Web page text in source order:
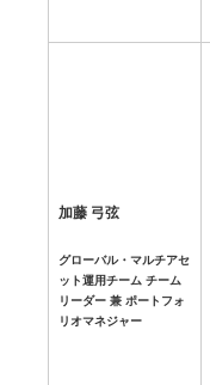
加藤 弓弦
グローバル・マルチアセ
ット運用チーム チーム
リーダー 兼 ポートフォ
リオマネジャー